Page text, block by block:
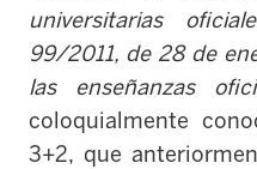
universitarias
99/2011, de 28 de
las enseñanzas
coloquialmente
3+2, que